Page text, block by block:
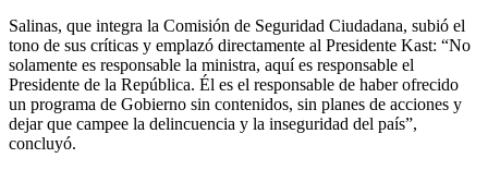
Salinas, que integra la Comisión de Seguridad Ciudadana, subió el
tono de sus críticas y emplazó directamente al Presidente Kast: “No
solamente es responsable la ministra, aquí es responsable el
Presidente de la República. Él es el responsable de haber ofrecido
un programa de Gobierno sin contenidos, sin planes de acciones y
dejar que campee la delincuencia y la inseguridad del país”,
concluyó.